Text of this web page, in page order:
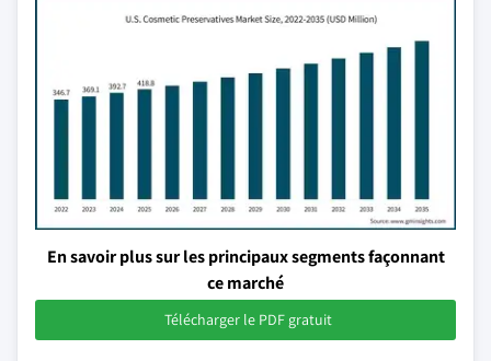
En savoir plus sur les principaux segments façonnant
ce marché
Télécharger le PDF gratuit